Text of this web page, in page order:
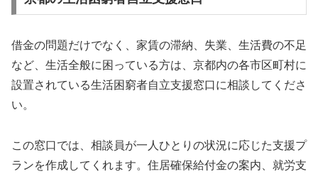
借金の問題だけでなく、家賃の滞納、失業、生活費の不足
など、生活全般に困っている方は、京都内の各市区町村に
設置されている生活困窮者自立支援窓口に相談してくださ
い。
この窓口では、相談員が一人ひとりの状況に応じた支援プ
ランを作成してくれます。住居確保給付金の案内、就労支